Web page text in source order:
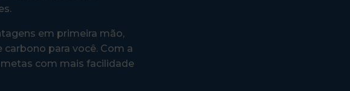
em primeira mão,
para você. Com a
com mais facilidade